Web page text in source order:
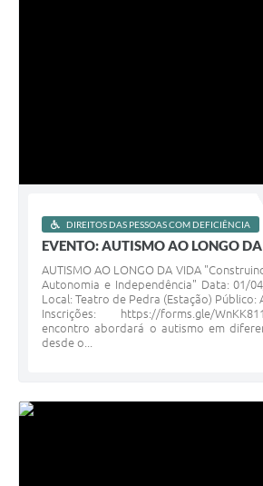
DIREITOS DAS PESSOAS COM DEFICIÊNCIA
EVENTO: AUTISMO AO LONGO
AUTISMO AO LONGO DA VIDA
Autonomia e Independência" Data: 01/
Local: Teatro de Pedra (Estação)
Inscrições: https://forms.gle/
encontro abordará o autismo em
desde o...